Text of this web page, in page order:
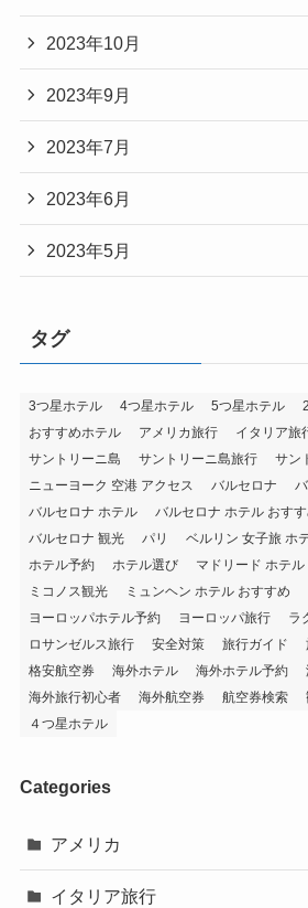
2023年10月
2023年9月
2023年7月
2023年6月
2023年5月
タグ
3つ星ホテル 4つ星ホテル 5つ星ホテル
おすすめホテル
アメリカ旅行 イタリア旅
サントリーニ島
サントリーニ島旅行
サン
ニューヨーク 空港 アクセス
バルセロナ
バルセロナ ホテル
バルセロナ ホテル おす
バルセロナ 観光
パリ ベルリン 女子旅 ホ
ホテル予約
ホテル選び マドリード ホテル
ミコノス観光
ミュンヘン ホテル おすすめ
ヨーロッパホテル予約
ヨーロッパ旅行
ラ
ロサンゼルス旅行
安全対策 旅行ガイド
格安航空券
海外ホテル 海外ホテル予約
海外旅行初心者
海外航空券 航空券検索
４つ星ホテル
Categories
アメリカ
イタリア旅行